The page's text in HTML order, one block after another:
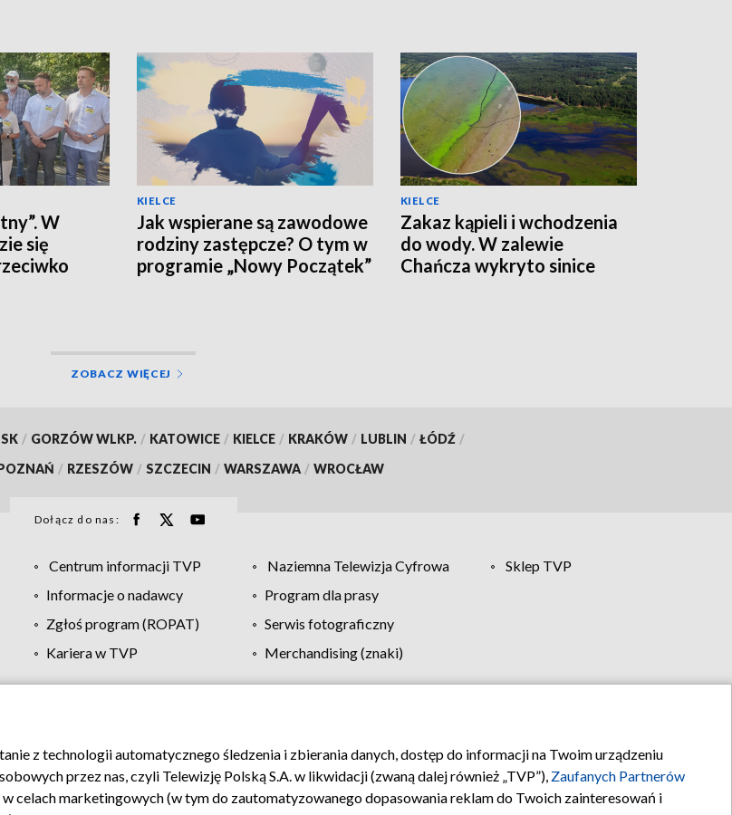
W
się
KIELCE
Jak wspierane są zawodowe
rodziny zastępcze? O tym w
programie „Nowy Początek”
KIELCE
Zakaz kąpieli i wchodzenia
do wody. W zalewie
Chańcza wykryto sinice
ZOBACZ WIĘCEJ
/ GORZÓW WLKP. / KATOWICE / KIELCE / KRAKÓW / LUBLIN / ŁÓDŹ /
/ RZESZÓW / SZCZECIN / WARSZAWA / WROCŁAW
Dołącz do nas:
Centrum informacji TVP Naziemna Telewizja Cyfrowa
Sklep TVP
Informacje o nadawcy
Program dla prasy
Zgłoś program (ROPAT)
Serwis fotograficzny
Kariera w TVP
Merchandising (znaki)
Moje zgody Pomoc Biuro reklamy Kontakt
z technologii automatycznego śledzenia i zbierania danych, dostęp do informacji na Twoim urządzeniu
przez nas, czyli Telewizję Polską S.A. w likwidacji (zwaną dalej również „TVP”), Zaufanych Partnerów
w celach marketingowych (w tym do zautomatyzowanego dopasowania reklam do Twoich zainteresowań i